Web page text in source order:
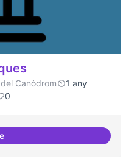
Canòdrom
1 any
0
democràtiques